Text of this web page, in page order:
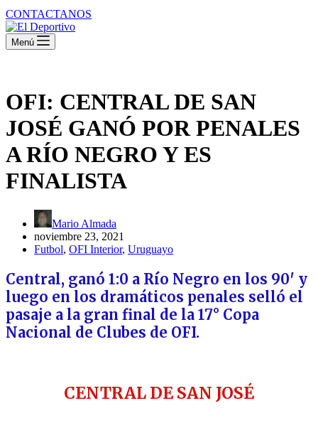
CONTACTANOS
Menú
OFI: CENTRAL DE SAN
JOSÉ GANÓ POR PENALES
A RÍO NEGRO Y ES
FINALISTA
Mario Almada
noviembre 23, 2021
Futbol, OFI Interior, Uruguayo
Central, ganó 1:0 a Río Negro en los 90′ y
luego en los dramáticos penales selló el
pasaje a la gran final de la 17° Copa
Nacional de Clubes de OFI.
CENTRAL DE SAN JOSÉ